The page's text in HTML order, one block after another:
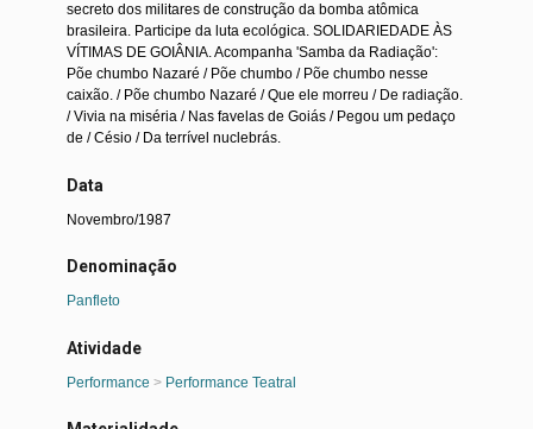
secreto dos militares de construção da bomba atômica
brasileira. Participe da luta ecológica. SOLIDARIEDADE ÀS
VÍTIMAS DE GOIÂNIA. Acompanha 'Samba da Radiação':
Põe chumbo Nazaré / Põe chumbo / Põe chumbo nesse
caixão. / Põe chumbo Nazaré / Que ele morreu / De radiação.
/ Vivia na miséria / Nas favelas de Goiás / Pegou um pedaço
de / Césio / Da terrível nuclebrás.
Data
Novembro/1987
Denominação
Panfleto
Atividade
Performance > Performance Teatral